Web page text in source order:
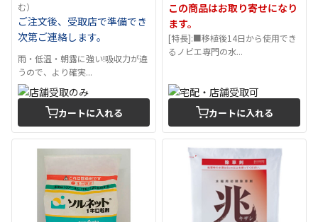
む）
ご注文後、受取店で準備でき
次第ご連絡します。
雨・低温・朝露に強い!吸収力が違
うので、より確実...
カートに入れる
この商品はお取り寄せになり
ます。
[特長]:■移植後14日から使用でき
るノビエ専門の水...
カートに入れる